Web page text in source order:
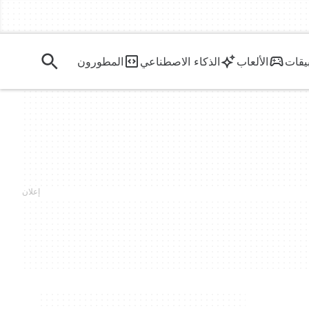
الألعاب الذكاء الاصطناعي المطورون